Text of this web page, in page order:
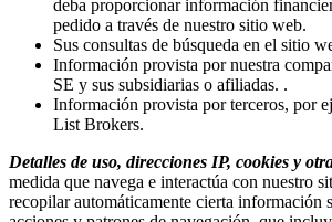
deba proporcionar información
pedido a través de nuestro sitio web.
Sus consultas de búsqueda en el sitio
Información provista por nuestra
SE y sus subsidiarias o afiliadas. .
Información provista por terceros, por
List Brokers.
Detalles de uso, direcciones IP, cookies y
medida que navega e interactúa con nuestro
recopilar automáticamente cierta información